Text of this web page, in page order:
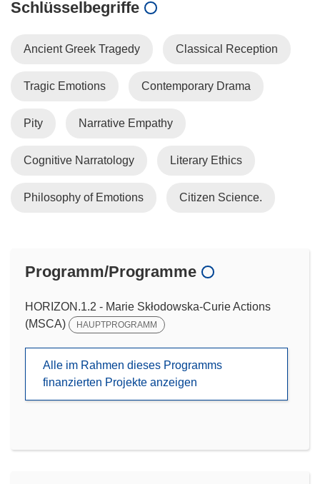
Schlüsselbegriffe
Ancient Greek Tragedy Classical Reception
Tragic Emotions Contemporary Drama
Pity Narrative Empathy
Cognitive Narratology Literary Ethics
Philosophy of Emotions Citizen Science.
Programm/Programme
HORIZON.1.2 - Marie Skłodowska-Curie Actions
(MSCA)
HAUPTPROGRAMM
Alle im Rahmen dieses Programms
finanzierten Projekte anzeigen